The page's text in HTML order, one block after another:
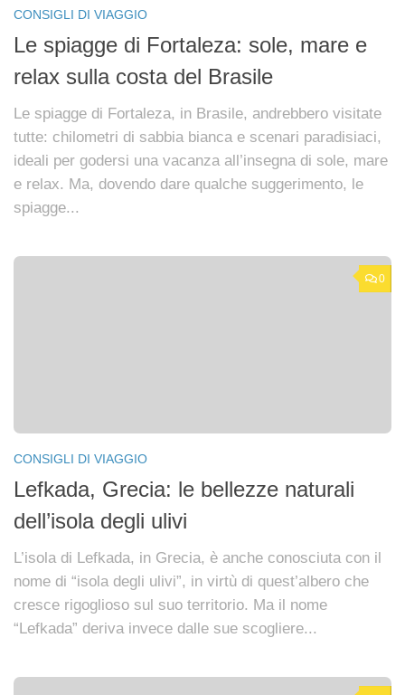
CONSIGLI DI VIAGGIO
Le spiagge di Fortaleza: sole, mare e
relax sulla costa del Brasile
Le spiagge di Fortaleza, in Brasile, andrebbero visitate
tutte: chilometri di sabbia bianca e scenari paradisiaci,
ideali per godersi una vacanza all’insegna di sole, mare
e relax. Ma, dovendo dare qualche suggerimento, le
spiagge...
0
CONSIGLI DI VIAGGIO
Lefkada, Grecia: le bellezze naturali
dell’isola degli ulivi
L’isola di Lefkada, in Grecia, è anche conosciuta con il
nome di “isola degli ulivi”, in virtù di quest’albero che
cresce rigoglioso sul suo territorio. Ma il nome
“Lefkada” deriva invece dalle sue scogliere...